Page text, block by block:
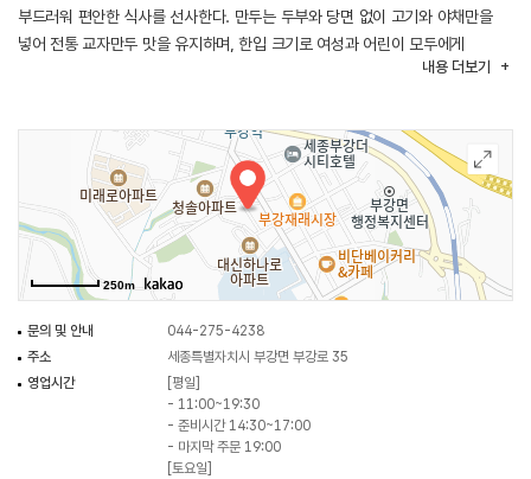
부드러워 편안한 식사를 선사한다. 만두는 두부와 당면 없이 고기와 야채만을
넣어 전통 교자만두 맛을 유지하며, 한입 크기로 여성과 어린이 모두에게
내용 더보기
250m
문의 및 안내
044-275-4238
주소
세종특별자치시 부강면 부강로 35
영업시간
[평일]
- 11:00~19:30
- 준비시간 14:30~17:00
- 마지막 주문 19:00
[토요일]